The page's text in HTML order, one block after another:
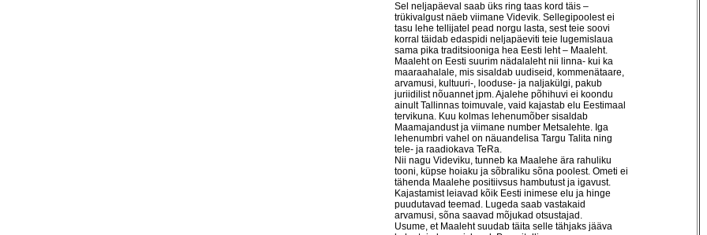
Sel neljapäeval saab üks ring taas kord täis –
trükivalgust näeb viimane Videvik. Sellegipoolest ei
tasu lehe tellijatel pead norgu lasta, sest teie soovi
korral täidab edaspidi neljapäeviti teie lugemislaua
sama pika traditsiooniga hea Eesti leht – Maaleht.
Maaleht on Eesti suurim nädalaleht nii linna- kui ka
maaraahalale, mis sisaldab uudiseid, kommenätaare,
arvamusi, kultuuri-, looduse- ja naljakülgi, pakub
juriidilist nõuannet jpm. Ajalehe põhihuvi ei koondu
ainult Tallinnas toimuvale, vaid kajastab elu Eestimaal
tervikuna. Kuu kolmas lehenumõber sisaldab
Maamajandust ja viimane number Metsalehte. Iga
lehenumbri vahel on näuandelisa Targu Talita ning
tele- ja raadiokava TeRa.
Nii nagu Videviku, tunneb ka Maalehe ära rahuliku
tooni, küpse hoiaku ja sõbraliku sõna poolest. Ometi ei
tähenda Maalehe positiivsus hambutust ja igavust.
Kajastamist leiavad kõik Eesti inimese elu ja hinge
puudutavad teemad. Lugeda saab vastakaid
arvamusi, sõna saavad mõjukad otsustajad.
Usume, et Maaleht suudab täita selle tähjaks jääva